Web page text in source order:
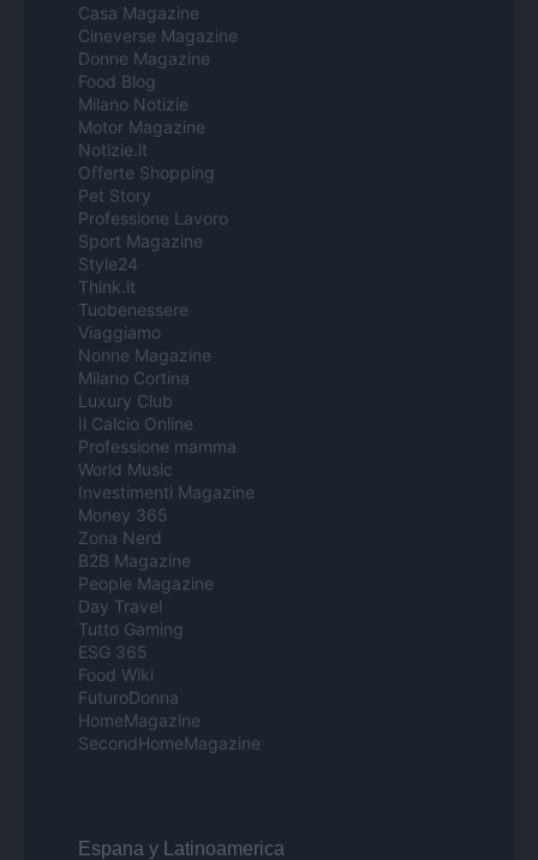
Casa Magazine
Cineverse Magazine
Donne Magazine
Food Blog
Milano Notizie
Motor Magazine
Notizie.it
Offerte Shopping
Pet Story
Professione Lavoro
Sport Magazine
Style24
Think.it
Tuobenessere
Viaggiamo
Nonne Magazine
Milano Cortina
Luxury Club
Il Calcio Online
Professione mamma
World Music
Investimenti Magazine
Money 365
Zona Nerd
B2B Magazine
People Magazine
Day Travel
Tutto Gaming
ESG 365
Food Wiki
FuturoDonna
HomeMagazine
SecondHomeMagazine
Espana y Latinoamerica